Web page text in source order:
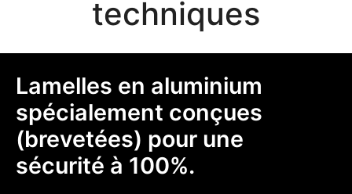
techniques
Lamelles en aluminium
spécialement conçues
(brevetées) pour une
sécurité à 100%.